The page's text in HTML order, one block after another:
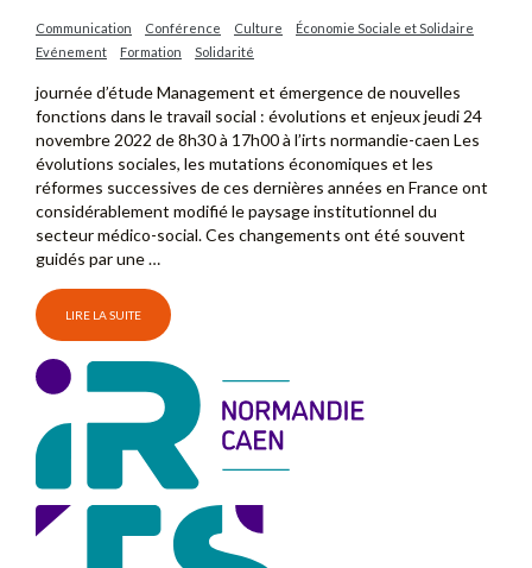
Communication Conférence Culture
Économie Sociale et Solidaire
Evénement
Formation Solidarité
journée d’étude Management et émergence de nouvelles
fonctions dans le travail social : évolutions et enjeux jeudi 24
novembre 2022 de 8h30 à 17h00 à l’irts normandie-caen Les
évolutions sociales, les mutations économiques et les
réformes successives de ces dernières années en France ont
considérablement modifié le paysage institutionnel du
secteur médico-social. Ces changements ont été souvent
guidés par une …
LIRE LA SUITE